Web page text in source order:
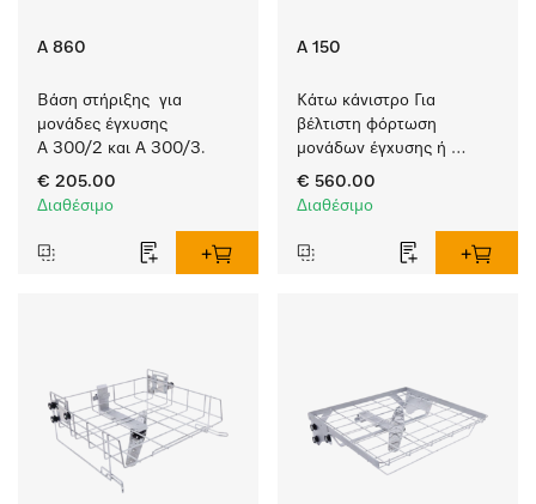
A 860
Βάση στήριξης  για
μονάδες έγχυσης
A 300/2 και A 300/3.
€ 205.00
Διαθέσιμο
A 150
Κάτω κάνιστρο Για
βέλτιστη φόρτωση
μονάδων έγχυσης ή
ενθέτων.
€ 560.00
Διαθέσιμο